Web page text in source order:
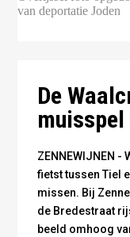
De
ZENNEWIJNEN -
fietst tussen Tiel
missen. Bij
de Bredestraat
beeld omhoog